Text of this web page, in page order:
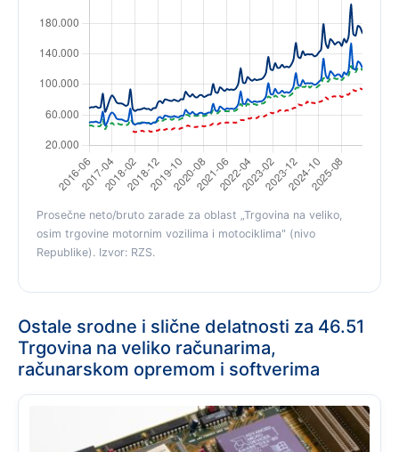
Prosečne neto/bruto zarade za oblast „Trgovina na veliko,
osim trgovine motornim vozilima i motociklima" (nivo
Republike). Izvor: RZS.
Ostale srodne i slične delatnosti za 46.51
Trgovina na veliko računarima,
računarskom opremom i softverima